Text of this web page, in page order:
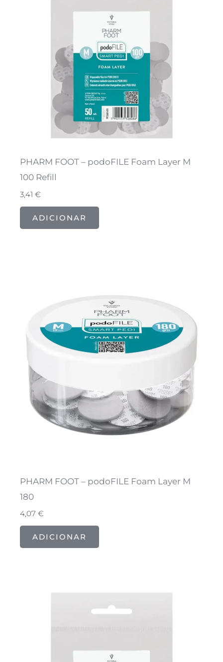
PHARM FOOT – podoFILE Foam Layer M
100 Refill
3,41€
ADICIONAR
PHARM FOOT – podoFILE Foam Layer M
180
4,07€
ADICIONAR